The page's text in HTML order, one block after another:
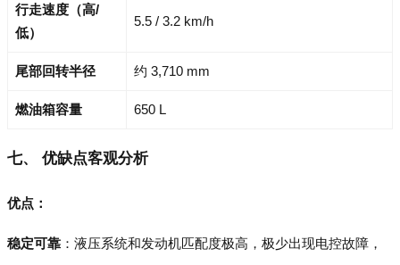
行走速度（高/
低）
5.5 / 3.2 km/h
尾部回转半径 约 3,710 mm
燃油箱容量 650 L
七、 优缺点客观分析
优点：
稳定可靠 ：液压系统和发动机匹配度极高，极少出现电控故障，